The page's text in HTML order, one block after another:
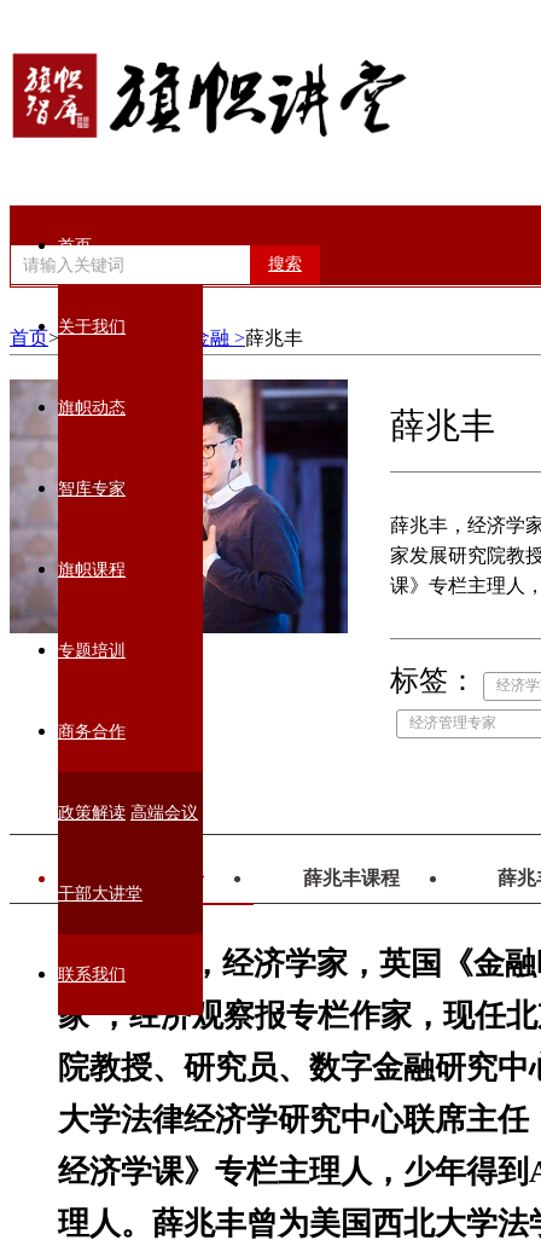
搜索
首页
关于我们
旗帜动态
智库专家
旗帜课程
专题培训
商务合作
政策解读 高端会议
干部大讲堂
联系我们
首页>智库专家> 经济金融 >薛兆丰
薛兆丰
薛兆丰，经济学
家发展研究院教
课》专栏主理人
标签： 经济
经济管理专家
薛兆丰简介 薛兆丰课程 薛兆
薛兆丰，经济学家，英国《金
家 ，经济观察报专栏作家，现任
院教授、研究员、数字金融研究
大学法律经济学研究中心联席主
经济学课》专栏主理人，少年得
理人。薛兆丰曾为美国西北大学